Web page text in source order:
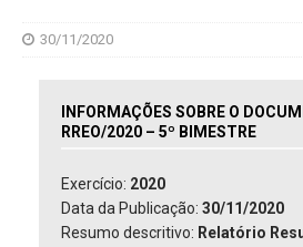
30/11/2020
INFORMAÇÕES SOBRE O
RREO/2020 – 5º BIMESTRE
Exercício: 2020
Data da Publicação: 30/11/2020
Resumo descritivo: Relatório